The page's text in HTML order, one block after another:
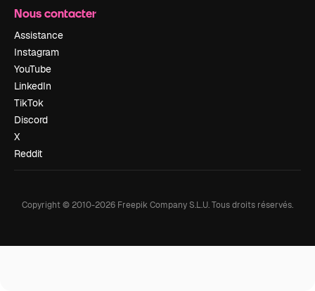
Nous contacter
Assistance
Instagram
YouTube
LinkedIn
TikTok
Discord
X
Reddit
Copyright © 2010-2026 Freepik Company S.L.U.Tous droits réservés.